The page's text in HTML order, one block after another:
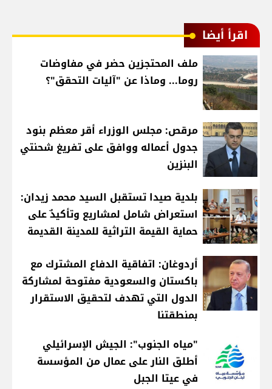
اقرأ أيضا
ملف المحتجزين حضر في مفاوضات
روما... وماذا عن "آليات التحقق"؟
مرقص: مجلس الوزراء أقر معظم بنود
جدول أعماله ووافق على تفريغ شحنتي
البنزين
بلدية صيدا تستقبل السيد محمد زيدان:
استعراض شامل لمشاريع وتأكيدٌ على
حماية القيمة التراثية للمدينة القديمة
أردوغان: اتفاقية الدفاع المشترك مع
باكستان والسعودية مفتوحة لمشاركة
الدول التي تهدف لتحقيق الاستقرار
بمنطقتنا
"مياه الجنوب": الجيش الإسرائيلي
أطلق النار على عمال من المؤسسة
في عيتا الجبل